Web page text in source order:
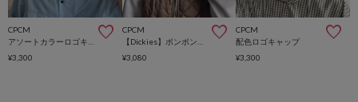
CPCM
¥3,300
CPCM
¥3,080
CPCM
配色ロゴキャップ
¥3,300